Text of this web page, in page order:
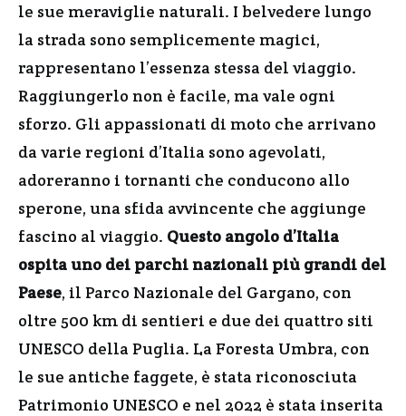
le sue meraviglie naturali. I belvedere lungo
la strada sono semplicemente magici,
rappresentano l’essenza stessa del viaggio.
Raggiungerlo non è facile, ma vale ogni
sforzo. Gli appassionati di moto che arrivano
da varie regioni d’Italia sono agevolati,
adoreranno i tornanti che conducono allo
sperone, una sfida avvincente che aggiunge
fascino al viaggio. Questo angolo d’Italia
ospita uno dei parchi nazionali più grandi del
Paese, il Parco Nazionale del Gargano, con
oltre 500 km di sentieri e due dei quattro siti
UNESCO della Puglia. La Foresta Umbra, con
le sue antiche faggete, è stata riconosciuta
Patrimonio UNESCO e nel 2022 è stata inserita